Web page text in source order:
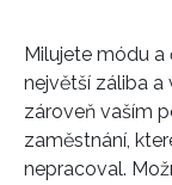
Milujete módu a
největší záliba
zároveň vaším
zaměstnání,
nepracoval.